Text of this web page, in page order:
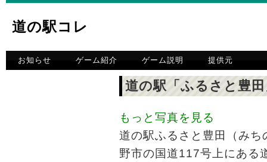
道の駅コレ
お知らせ ゲーム紹介 ゲーム説明 提供元
道の駅「ふるさと豊
もっと写真を見る
道の駅ふるさと豊田（み
野市の国道117号上にある